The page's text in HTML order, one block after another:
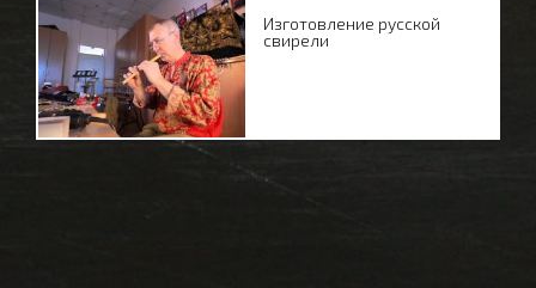
Изготовление русской
свирели